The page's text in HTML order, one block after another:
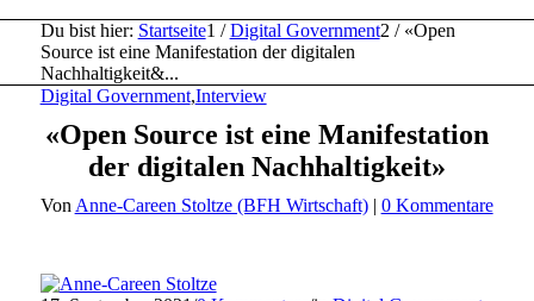
Du bist hier: Startseite1 / Digital Government2 / «Open
Source ist eine Manifestation der digitalen
Nachhaltigkeit&...
Digital Government,Interview
«Open Source ist eine Manifestation
der digitalen Nachhaltigkeit»
Von Anne-Careen Stoltze (BFH Wirtschaft) | 0 Kommentare